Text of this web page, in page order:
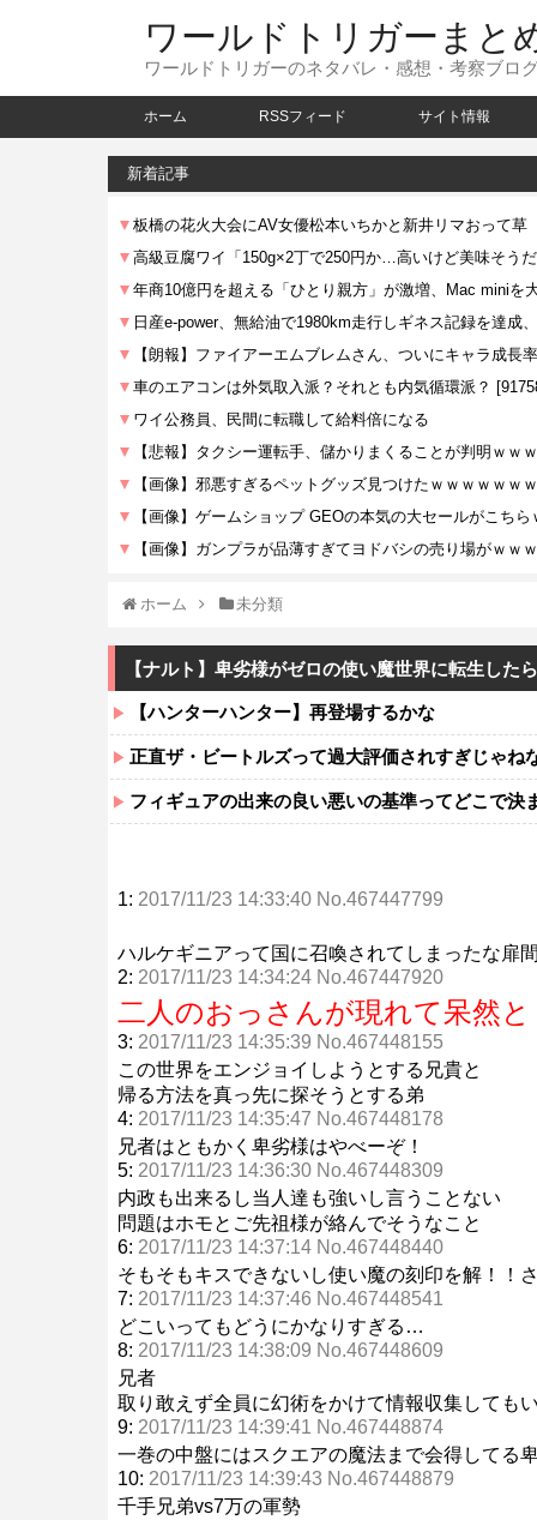
ワールドトリガーまと
ワールドトリガーのネタバレ・感想・考察ブロ
ホーム RSSフィード サイト情報
新着記事
ホーム 未分類
【ナルト】卑劣様がゼロの使い魔世界に転生した
【ハンターハンター】再登場するかな
正直ザ・ビートルズって過大評価されすぎじゃね
フィギュアの出来の良い悪いの基準ってどこで決
1: 2017/11/23 14:33:40 No.467447799
ハルケギニアって国に召喚されてしまったな扉
2: 2017/11/23 14:34:24 No.467447920
二人のおっさんが現れて呆然
3: 2017/11/23 14:35:39 No.467448155
この世界をエンジョイしようとする兄貴と
帰る方法を真っ先に探そうとする弟
4: 2017/11/23 14:35:47 No.467448178
兄者はともかく卑劣様はやべーぞ！
5: 2017/11/23 14:36:30 No.467448309
内政も出来るし当人達も強いし言うことない
問題はホモとご先祖様が絡んでそうなこと
6: 2017/11/23 14:37:14 No.467448440
そもそもキスできないし使い魔の刻印を解！！
7: 2017/11/23 14:37:46 No.467448541
どこいってもどうにかなりすぎる…
8: 2017/11/23 14:38:09 No.467448609
兄者
取り敢えず全員に幻術をかけて情報収集しても
9: 2017/11/23 14:39:41 No.467448874
一巻の中盤にはスクエアの魔法まで会得してる
10: 2017/11/23 14:39:43 No.467448879
千手兄弟vs7万の軍勢